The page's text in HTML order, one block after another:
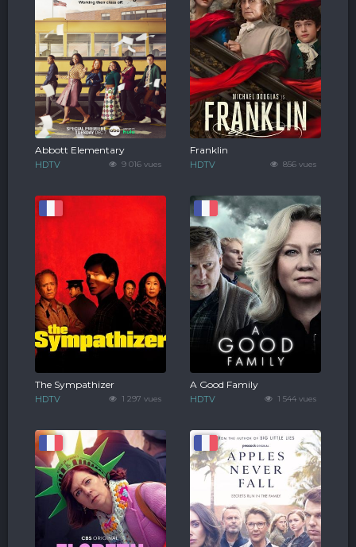
9 016 vues
Abbott Elementary
HDTV 856 vues
Franklin
HDTV
1 297 vues
The Sympathizer
HDTV 1 544 vues
A Good Family
HDTV